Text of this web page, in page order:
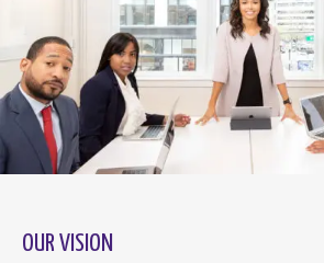
OUR VISION